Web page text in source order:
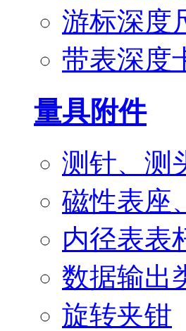
游标深度
带表深度
量具附件
测针、测
磁性表座
内径表表
数据输出
旋转夹钳